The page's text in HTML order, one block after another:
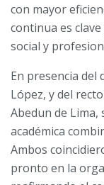
con mayor
continua es
social y
En presencia del
López, y del
Abedun de
académica
Ambos
pronto en la